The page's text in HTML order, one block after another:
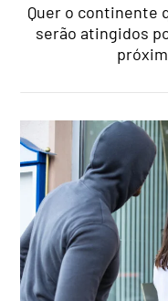
Quer o continente
serão atingidos